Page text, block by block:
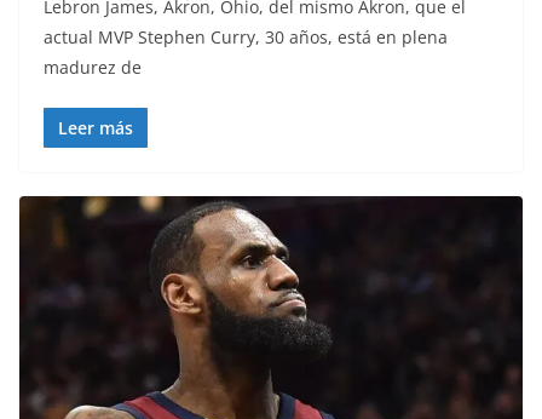
Lebron James, Akron, Ohio, del mismo Akron, que el
actual MVP Stephen Curry, 30 años, está en plena
madurez de
Leer más